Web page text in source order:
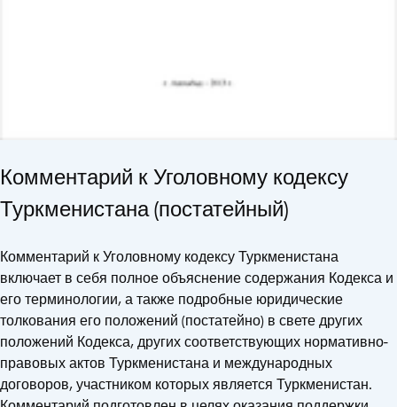
Комментарий к Уголовному кодексу
Туркменистана (постатейный)
Комментарий к Уголовному кодексу Туркменистана
включает в себя полное объяснение содержания Кодекса и
его терминологии, а также подробные юридические
толкования его положений (постатейно) в свете других
положений Кодекса, других соответствующих нормативно-
правовых актов Туркменистана и международных
договоров, участником которых является Туркменистан.